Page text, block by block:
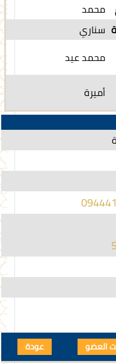
محمد
سناري
محمد عيد
أميرة